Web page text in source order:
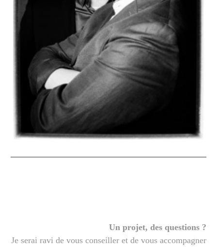
Un projet, des questions ?
Je serai ravi de vous conseiller et de vous accompagner